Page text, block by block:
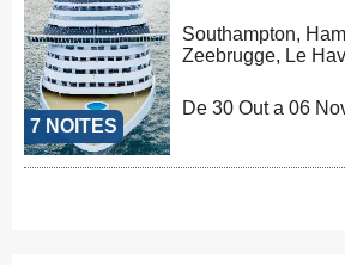
7 NOITES
Southampton,
Zeebrugge, Le
De 30 Out a 06